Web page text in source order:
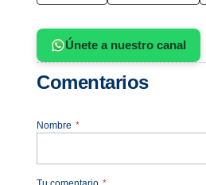
Únete a nuestro canal
Comentarios
Nombre *